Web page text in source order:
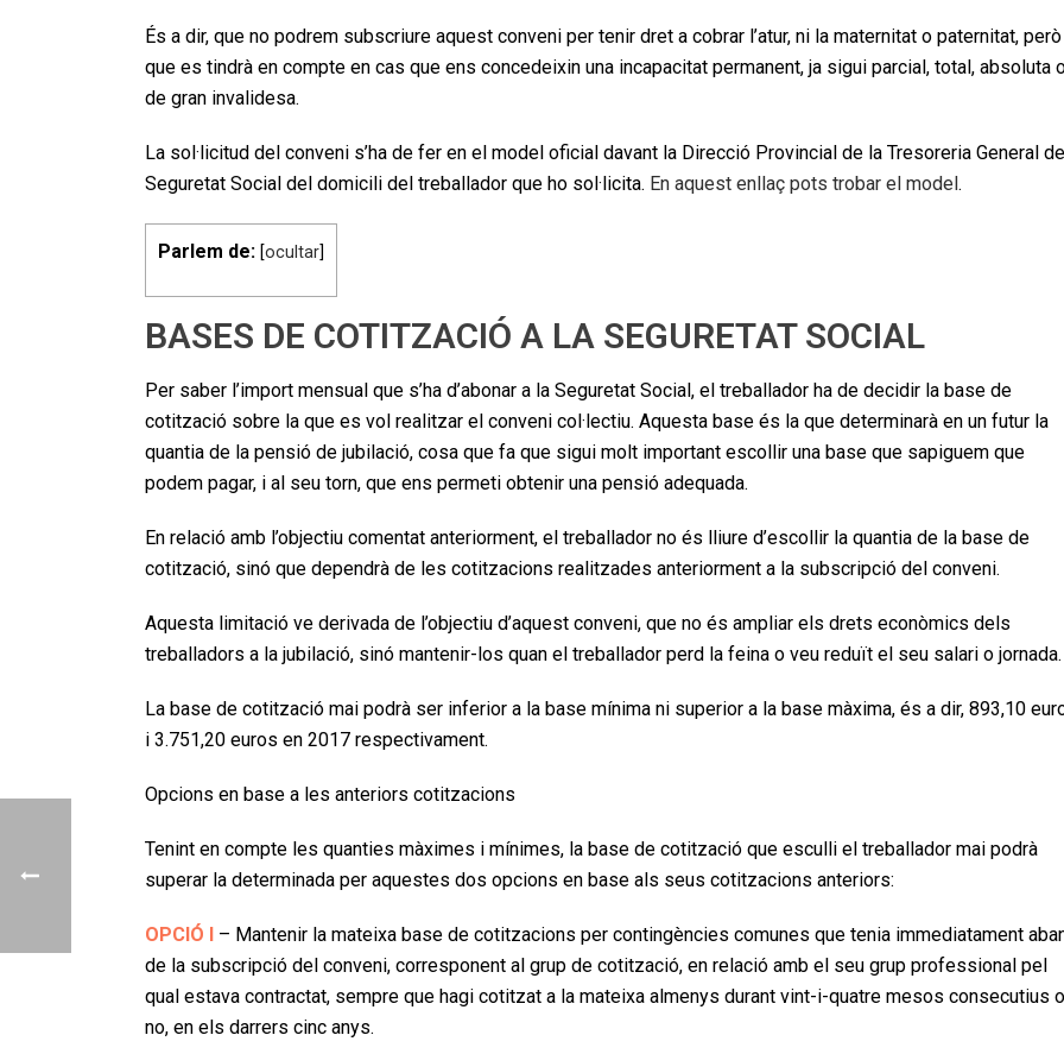
És a dir, que no podrem subscriure aquest conveni per tenir dret a cobrar l’atur, ni la maternitat o paternitat,
que es tindrà en compte en cas que ens concedeixin una incapacitat permanent, ja sigui parcial, total, absoluta
de gran invalidesa.
La sol·licitud del conveni s’ha de fer en el model oficial davant la Direcció Provincial de la Tresoreria General
Seguretat Social del domicili del treballador que ho sol·licita. En aquest enllaç pots trobar el model.
Parlem de: [ocultar]
BASES DE COTITZACIÓ A LA SEGURETAT SOCIAL
Per saber l’import mensual que s’ha d’abonar a la Seguretat Social, el treballador ha de decidir la base de
cotització sobre la que es vol realitzar el conveni col·lectiu. Aquesta base és la que determinarà en un futur la
quantia de la pensió de jubilació, cosa que fa que sigui molt important escollir una base que sapiguem que
podem pagar, i al seu torn, que ens permeti obtenir una pensió adequada.
En relació amb l’objectiu comentat anteriorment, el treballador no és lliure d’escollir la quantia de la base de
cotització, sinó que dependrà de les cotitzacions realitzades anteriorment a la subscripció del conveni.
Aquesta limitació ve derivada de l’objectiu d’aquest conveni, que no és ampliar els drets econòmics dels
treballadors a la jubilació, sinó mantenir-los quan el treballador perd la feina o veu reduït el seu salari o jornada.
La base de cotització mai podrà ser inferior a la base mínima ni superior a la base màxima, és a dir, 893,10
i 3.751,20 euros en 2017 respectivament.
Opcions en base a les anteriors cotitzacions
Tenint en compte les quanties màximes i mínimes, la base de cotització que esculli el treballador mai podrà
superar la determinada per aquestes dos opcions en base als seus cotitzacions anteriors:
OPCIÓ I
– Mantenir la mateixa base de cotitzacions per contingències comunes que tenia immediatament
de la subscripció del conveni, corresponent al grup de cotització, en relació amb el seu grup professional pel
qual estava contractat, sempre que hagi cotitzat a la mateixa almenys durant vint-i-quatre mesos consecutius o
no, en els darrers cinc anys.